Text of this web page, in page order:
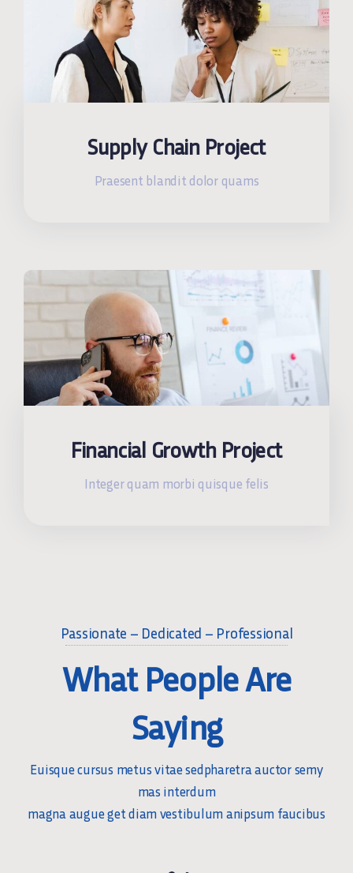
Supply Chain Project
Praesent blandit dolor quams
Financial Growth Project
Integer quam morbi quisque felis
Passionate – Dedicated – Professional
What People Are
Saying
Euisque cursus metus vitae sedpharetra auctor semy
mas interdum
magna augue get diam vestibulum anipsum faucibus